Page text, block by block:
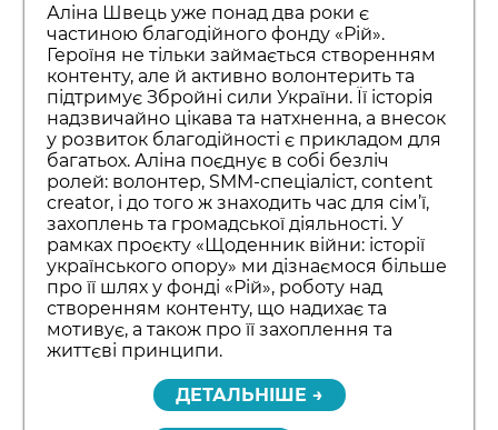
Аліна Швець уже понад два роки є
частиною благодійного фонду «Рій».
Героїня не тільки займається створенням
контенту, але й активно волонтерить та
підтримує Збройні сили України. Її історія
надзвичайно цікава та натхненна, а внесок
у розвиток благодійності є прикладом для
багатьох. Аліна поєднує в собі безліч
ролей: волонтер, SMM-спеціаліст, content
creator, і до того ж знаходить час для сім’ї,
захоплень та громадської діяльності. У
рамках проєкту «Щоденник війни: історії
українського опору» ми дізнаємося більше
про її шлях у фонді «Рій», роботу над
створенням контенту, що надихає та
мотивує, а також про її захоплення та
життєві принципи.
ДЕТАЛЬНІШЕ →